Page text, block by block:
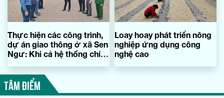
Thực hiện các công trình,
dự án giao thông ở xã Sen
Ngư: Khi cả hệ thống chính
Loay hoay phát triển nông
nghiệp ứng dụng công
nghệ cao
TÂM ĐIỂM